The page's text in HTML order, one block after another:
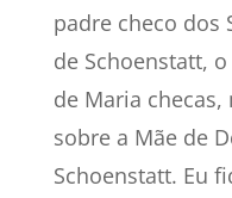
padre checo dos
de Schoenstatt,
de Maria
sobre a Mãe de
Schoenstatt. Eu